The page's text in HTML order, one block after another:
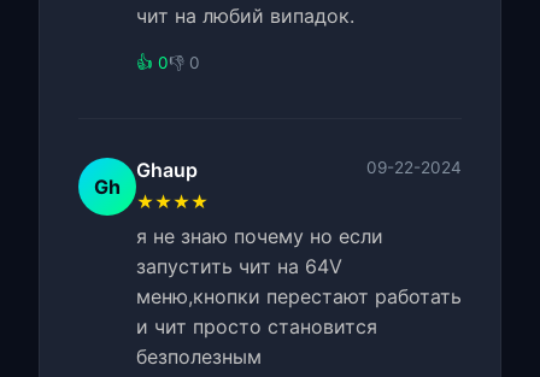
чит на любий випадок.
👍 0👎 0
Gh
Ghaup 09-22-2024
★★★★
я не знаю почему но если
запустить чит на 64V
меню,кнопки перестают работать
и чит просто становится
безполезным